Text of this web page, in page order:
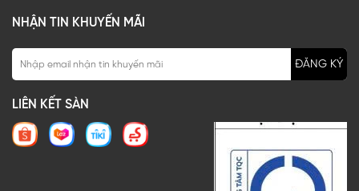
NHẬN TIN KHUYẾN MÃI
ĐĂNG KÝ
LIÊN KẾT SÀN